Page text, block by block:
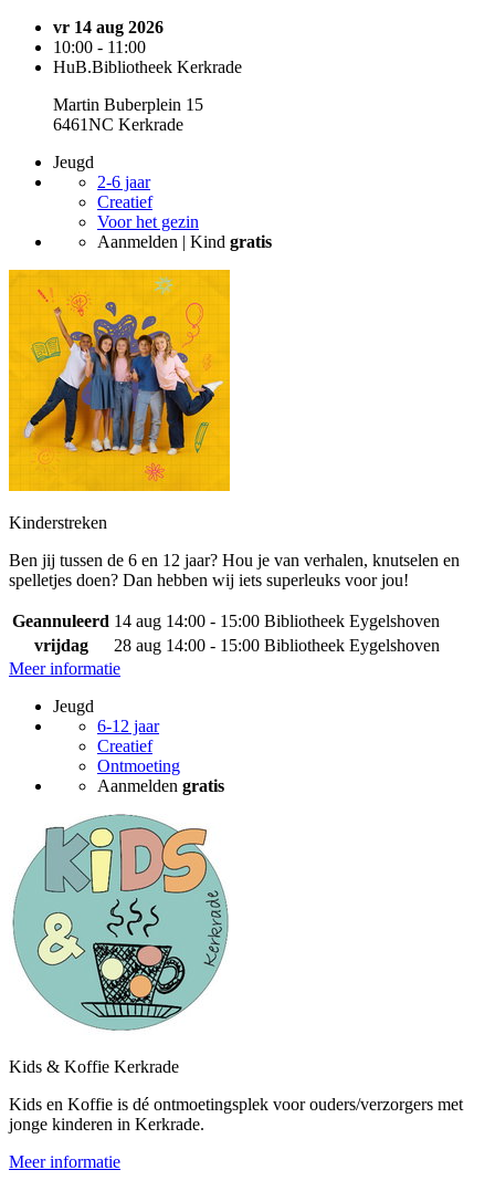
vr 14 aug 2026
10:00 - 11:00
HuB.Bibliotheek Kerkrade
Martin Buberplein 15
6461NC Kerkrade
Jeugd
2-6 jaar
Creatief
Voor het gezin
Aanmelden | Kind gratis
Kinderstreken
Ben jij tussen de 6 en 12 jaar? Hou je van verhalen, knutselen en
spelletjes doen? Dan hebben wij iets superleuks voor jou!
Geannuleerd 14 aug 14:00 - 15:00 Bibliotheek Eygelshoven
vrijdag
28 aug 14:00 - 15:00 Bibliotheek Eygelshoven
Meer informatie
Jeugd
6-12 jaar
Creatief
Ontmoeting
Aanmelden gratis
Kids & Koffie Kerkrade
Kids en Koffie is dé ontmoetingsplek voor ouders/verzorgers met
jonge kinderen in Kerkrade.
Meer informatie